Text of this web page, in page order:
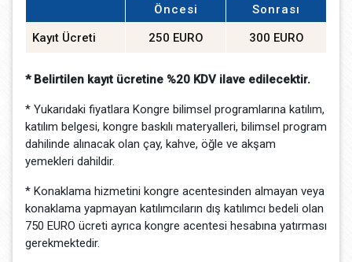
Öncesi
Sonrası
Kayıt Ücreti
250 EURO 300 EURO
* Belirtilen kayıt ücretine %20 KDV ilave edilecektir.
* Yukarıdaki fiyatlara Kongre bilimsel programlarına katılım,
katılım belgesi, kongre baskılı materyalleri, bilimsel program
dahilinde alınacak olan çay, kahve, öğle ve akşam
yemekleri dahildir.
* Konaklama hizmetini kongre acentesinden almayan veya
konaklama yapmayan katılımcıların dış katılımcı bedeli olan
750 EURO ücreti ayrıca kongre acentesi hesabına yatırması
gerekmektedir.